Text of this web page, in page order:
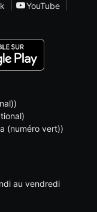
YouTube
(numéro vert))
au vendredi